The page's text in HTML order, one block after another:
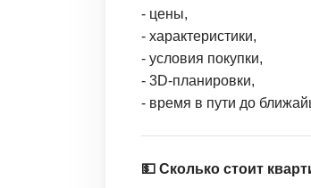
- цены,
- характеристики,
- условия покупки,
- 3D-планировки,
- время в пути до
💵 Сколько стоит